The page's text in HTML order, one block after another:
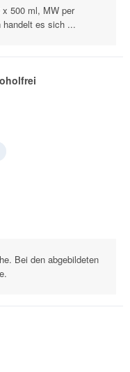
500 ml, MW per
handelt es sich ...
Bei den abgebildeten